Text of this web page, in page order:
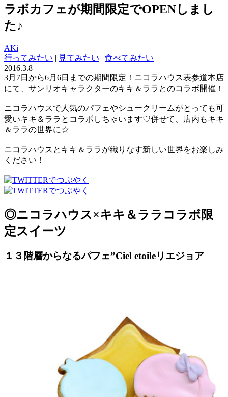
ラボカフェが期間限定でOPENしまし
た♪
AKi
行ってみたい | 見てみたい | 食べてみたい
2016.3.8
3月7日から6月6日までの期間限定！ニコラハウス表参道本店
にて、サンリオキャラクターのキキ＆ララとのコラボ開催！
ニコラハウスで人気のパフェやシュークリームがとっても可
愛いキキ＆ララとコラボしちゃいます♡併せて、店内もキキ
＆ララの世界に☆
ニコラハウスとキキ＆ララが織りなす新しい世界をお楽しみ
ください！
◎ニコラハウス×キキ＆ララコラボ限
定スイーツ
１３階層からなるパフェ”Ciel etoileリエジョア